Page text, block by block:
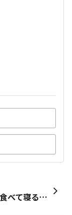
しっかり食べて寝る！ バテ気味になりそうだと辛い物を食べてます。（麻婆豆腐・辛い肉豆腐など）